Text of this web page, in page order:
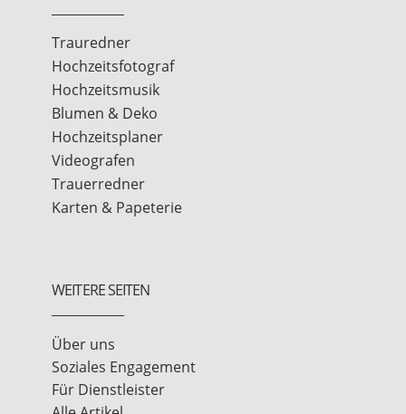
Trauredner
Hochzeitsfotograf
Hochzeitsmusik
Blumen & Deko
Hochzeitsplaner
Videografen
Trauerredner
Karten & Papeterie
WEITERE SEITEN
Über uns
Soziales Engagement
Für Dienstleister